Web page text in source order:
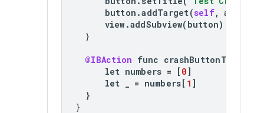
button .addTarget(self, action
view .addSubview( button)
}
@IBAction func crashButtonTapped
let numbers = [ 0]
let
= numbers[ 1 ]
}
}